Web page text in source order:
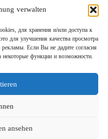
verwalten
для хранения и/или доступа к
для улучшения качества просмотра
Если Вы не дадите согласия
некоторые функции и возможности.
ansehen